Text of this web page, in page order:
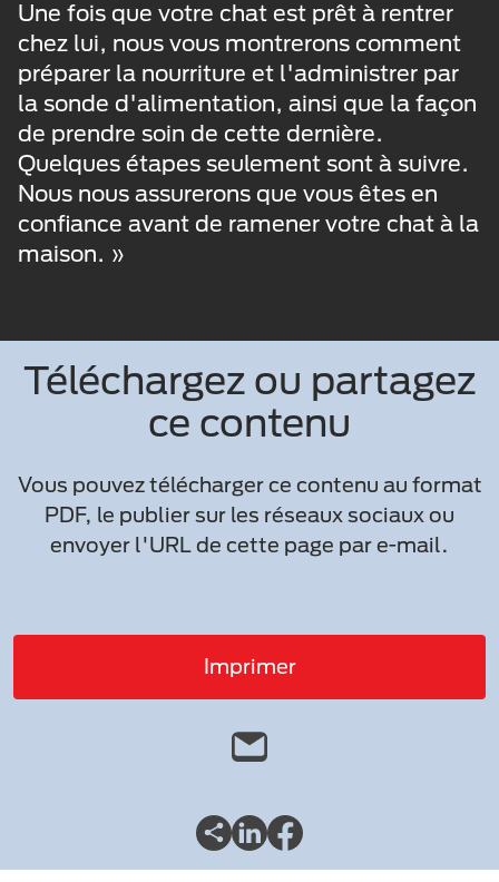
Une fois que votre chat est prêt à rentrer
chez lui, nous vous montrerons comment
préparer la nourriture et l'administrer par
la sonde d'alimentation, ainsi que la façon
de prendre soin de cette dernière.
Quelques étapes seulement sont à suivre.
Nous nous assurerons que vous êtes en
confiance avant de ramener votre chat à la
maison. »
Téléchargez ou partagez
ce contenu
Vous pouvez télécharger ce contenu au format
PDF, le publier sur les réseaux sociaux ou
envoyer l'URL de cette page par e-mail.
Imprimer